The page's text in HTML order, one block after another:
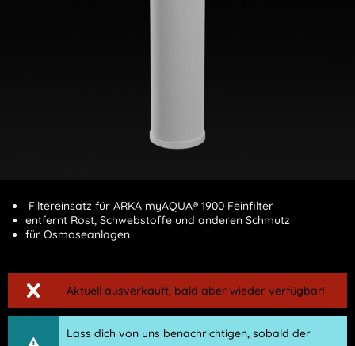
Filtereinsatz für ARKA myAQUA® 1900 Feinfilter
entfernt Rost, Schwebstoffe und anderen Schmutz
für Osmoseanlagen
Aktuell ausverkauft, bald aber wieder verfügbar!
Lass dich von uns benachrichtigen, sobald der